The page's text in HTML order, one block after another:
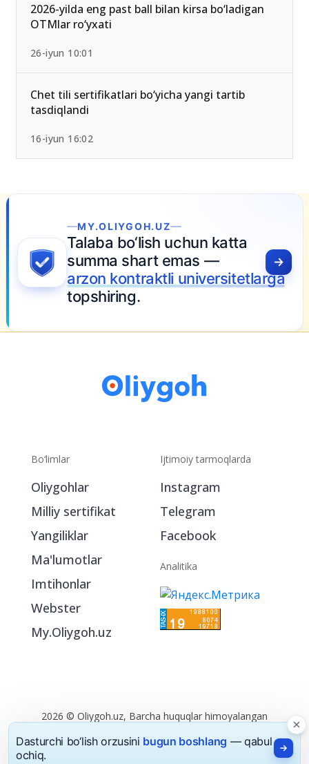
2026-yilda eng past ball bilan kirsa bo‘ladigan
OTMlar ro‘yxati
26-iyun 10:01
Chet tili sertifikatlari bo‘yicha yangi tartib
tasdiqlandi
16-iyun 16:02
Bo‘limlar
Oliygohlar
Imtihonlar
Ijtimoiy tarmoqlarda
Telegram
Facebook
Analitika
Dasturchi bo‘lish orzusini bugun boshlang — qabul
ochiq.